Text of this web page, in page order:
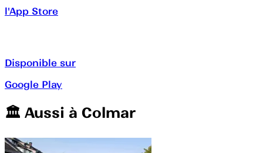
l'App Store
Disponible sur
Google Play
🏛️️ Aussi à Colmar